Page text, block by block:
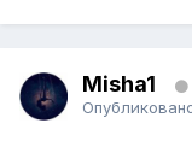
Misha1